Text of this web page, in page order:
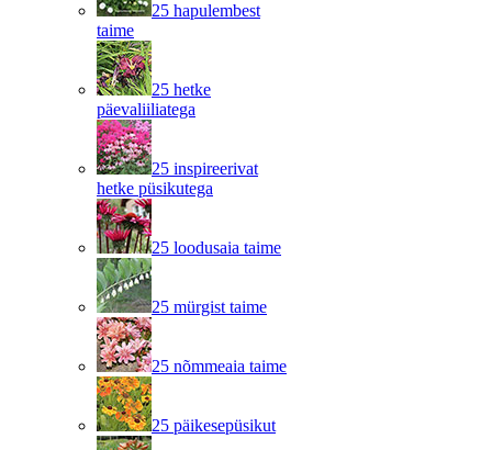
25 hapulembest
taime
25 hetke
päevaliiliatega
25 inspireerivat
hetke püsikutega
25 loodusaia taime
25 mürgist taime
25 nõmmeaia taime
25 päikesepüsikut